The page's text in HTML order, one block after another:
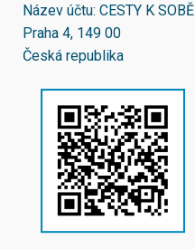
Název účtu: CESTY K SOBĚ
Praha 4, 149 00
Česká republika